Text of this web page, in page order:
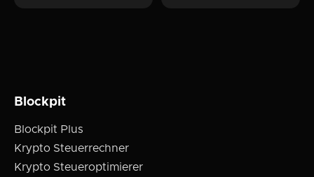
Blockpit
Blockpit Plus
Krypto Steuerrechner
Krypto Steueroptimierer